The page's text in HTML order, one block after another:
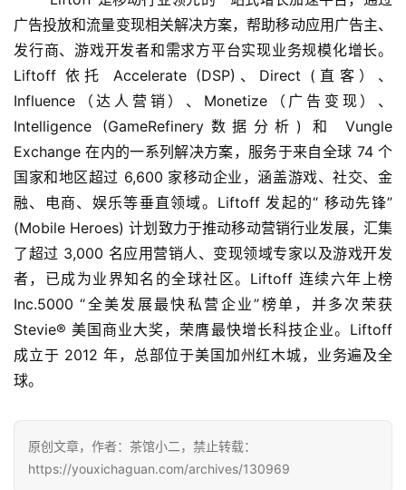
7
月
3
日
游
茶
接
会
广告投放和流量变现相关解决方案，帮助移动应用广告主、
发行商、游戏开发者和需求方平台实现业务规模化增长。
Liftoff 依托 Accelerate (DSP)、Direct (直客）、
Influence（达人营销）、Monetize（广告变现）、
Intelligence (GameRefinery数据分析) 和 Vungle
Exchange 在内的一系列解决方案，服务于来自全球 74 个
国家和地区超过 6,600 家移动企业，涵盖游戏、社交、金
融、电商、娱乐等垂直领域。Liftoff 发起的“ 移动先锋”
(Mobile Heroes) 计划致力于推动移动营销行业发展，汇集
了超过 3,000 名应用营销人、变现领域专家以及游戏开发
者，已成为业界知名的全球社区。Liftoff 连续六年上榜
Inc.5000 “全美发展最快私营企业”榜单，并多次荣获
Stevie® 美国商业大奖，荣膺最快增长科技企业。Liftoff
成立于 2012 年，总部位于美国加州红木城，业务遍及全
球。
原创文章，作者：茶馆小二，禁止转载：
https://youxichaguan.com/archives/130969